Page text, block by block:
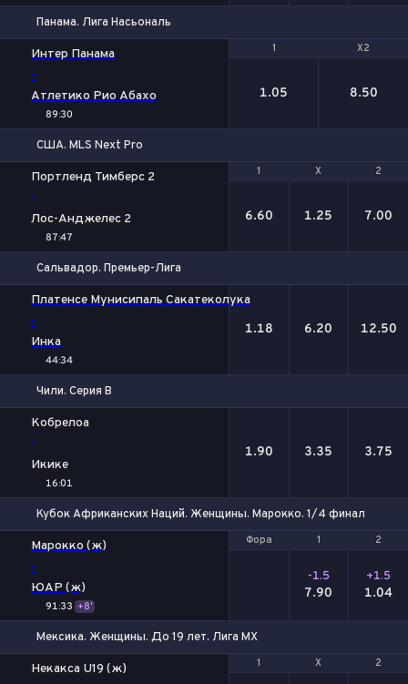
Панама. Лига Насьональ
1 X2
Интер Панама
-
Атлетико Рио Абахо
89:30
1 X2
1.05 8.50
США. MLS Next Pro
1 Х 2
Портленд Тимберс 2
-
Лос-Анджелес 2
87:47
1 Х 2
6.60 1.25 7.00
Сальвадор. Премьер-Лига
Платенсе Мунисипаль Сакатеколука
-
Инка
44:34
1.18 6.20 12.50
Чили. Серия В
Кобрелоа
-
Икике
16:01
1.90 3.35 3.75
Кубок Африканских Наций. Женщины. Марокко. 1/4 финала
Фора 1 2
Марокко (ж)
-
ЮАР (ж)
91:33 +8'
Фора 1 2
-1.5
7.90
+1.5
1.04
Мексика. Женщины. До 19 лет. Лига МХ
1 Х 2
Некакса U19 (ж) 1 Х 2